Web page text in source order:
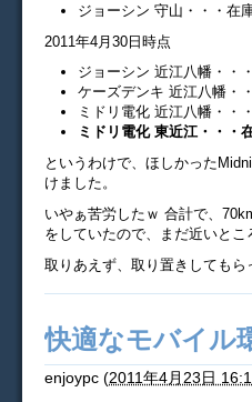
ジョーシン 守山・・・在
2011年4月30日時点
ジョーシン 近江八幡・・
ケーズデンキ 近江八幡・
ミドリ電化 近江八幡・・
ミドリ電化 東近江・・・
というわけで、ほしかった
けました。
いやぁ苦労したｗ 合計で、
をしていたので、まだ近いとこ
取りあえず、取り置きしてもら
快適なモバイル
enjoypc (2011年4月23日